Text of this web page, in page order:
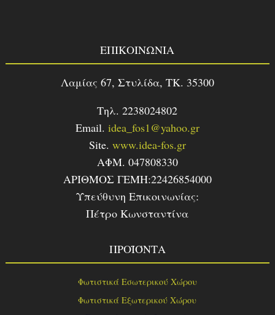
ΕΠΙΚΟΙΝΩΝΙΑ
Λαμίας 67, Στυλίδα, TK. 35300
Τηλ. 2238024802
Email. idea_fos1@yahoo.gr
Site. www.idea-fos.gr
ΑΦΜ. 047808330
ΑΡΙΘΜΟΣ ΓΕΜΗ:22426854000
Υπεύθυνη Επικοινωνίας:
Πέτρο Κωνσταντίνα
ΠΡΟΪΌΝΤΑ
Φωτιστικά Εσωτερικού Χώρου
Φωτιστικά Εξωτερικού Χώρου